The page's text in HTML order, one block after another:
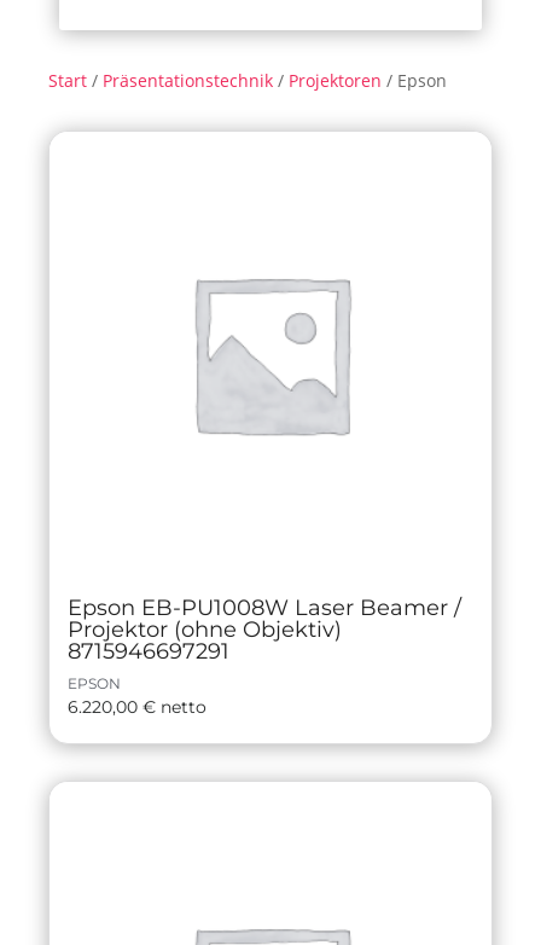
Start / Präsentationstechnik / Projektoren / Epson
Epson EB-PU1008W Laser Beamer /
Projektor (ohne Objektiv)
8715946697291
EPSON
6.220,00 € netto